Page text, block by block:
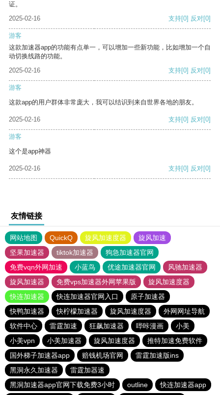
证。
2025-02-16
支持[0] 反对[0]
游客
这款加速器app的功能有点单一，可以增加一些新功能，比如增加一个自
动切换线路的功能。
2025-02-16
支持[0] 反对[0]
游客
这款app的用户群体非常庞大，我可以结识到来自世界各地的朋友。
2025-02-16 支持[0] 反对[0]
游客
这个是app神器
2025-02-16 支持[0] 反对[0]
友情链接
网站地图 QuickQ 旋风加速度器
旋风加速
坚果加速器
tiktok加速器
狗急加速器官网
免费vqn外网加速
小蓝鸟 优途加速器官网
风驰加速器
旋风加速器
免费vps加速器外网苹果版
旋风加速度器
快连加速器
快连加速器官网入口
原子加速器
快鸭加速器
快柠檬加速器 旋风加速度器
外网网址导航
软件中心
雷霆加速 狂飙加速器 哔咔漫画
小美
小美vpn
小美加速器 旋风加速度器
推特加速免费软件
国外梯子加速器app
赔钱机场官网
雷霆加速版ins
黑洞永久加速器
雷霆加器速
黑洞加速器app官网下载免费3小时
outline
快连加速器app